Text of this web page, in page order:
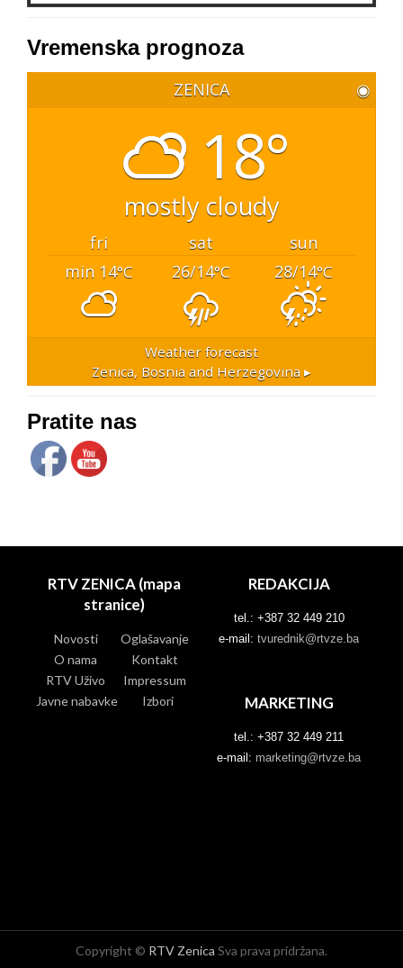
Vremenska prognoza
ZENICA ◉
18°
mostly cloudy
fri sat
sun
min 14°C 26/14°C 28/14°C
Weather forecast
Zenica, Bosnia and Herzegovina ▸
Pratite nas
RTV ZENICA (mapa
stranice)
Novosti
Oglašavanje
O nama
Kontakt
RTV Uživo
Impressum
Javne nabavke
Izbori
REDAKCIJA
tel.: +387 32 449 210
e-mail: tvurednik@rtvze.ba
MARKETING
tel.: +387 32 449 211
e-mail: marketing@rtvze.ba
Copyright © RTV Zenica Sva prava pridržana.